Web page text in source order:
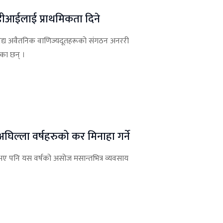
प्राथमिकता दिने
अवैतनिक वाणिज्यदूतहरूको संगठन अनररी
छन् ।
वर्षहरुको कर मिनाहा गर्ने
पनि यस वर्षको असोज मसान्तभित्र व्यवसाय